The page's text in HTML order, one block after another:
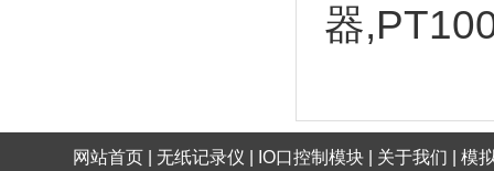
器
网站首页 无纸记录仪 IO口控制模块 关于我们
模